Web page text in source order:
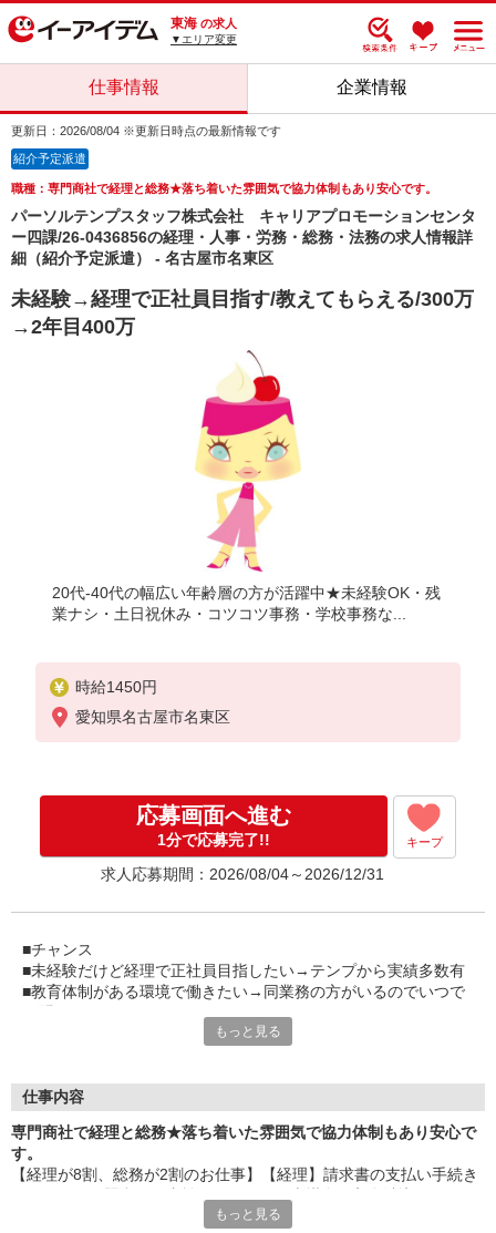
東海 の求人
▼エリア変更
仕事情報 企業情報
更新日：2026/08/04 ※更新日時点の最新情報です
紹介予定派遣
職種：専門商社で経理と総務★落ち着いた雰囲気で協力体制もあり安心です。
パーソルテンプスタッフ株式会社 キャリアプロモーションセンタ
ー四課/26-0436856の経理・人事・労務・総務・法務の求人情報詳
細（紹介予定派遣） - 名古屋市名東区
未経験→経理で正社員目指す/教えてもらえる/300万
→2年目400万
20代-40代の幅広い年齢層の方が活躍中★未経験OK・残
業ナシ・土日祝休み・コツコツ事務・学校事務な...
時給1450円
愛知県名古屋市名東区
応募画面へ進む
1分で応募完了!! キープ
求人応募期間：2026/08/04～2026/12/31
■チャンス
■未経験だけど経理で正社員目指したい→テンプから実績多数有
■教育体制がある環境で働きたい→同業務の方がいるのでいつで
■仕事もプライベートも充実させたい→年間休日125日・残業は
■2年目は400万と生活も安定しますね
もっと見る
仕事内容
専門商社で経理と総務★落ち着いた雰囲気で協力体制もあり安心で
す。
【経理が8割、総務が2割のお仕事】【経理】請求書の支払い手続き
経理ソフトへの科目を振ってデータ入力【総務】〜28人の勤怠管
もっと見る